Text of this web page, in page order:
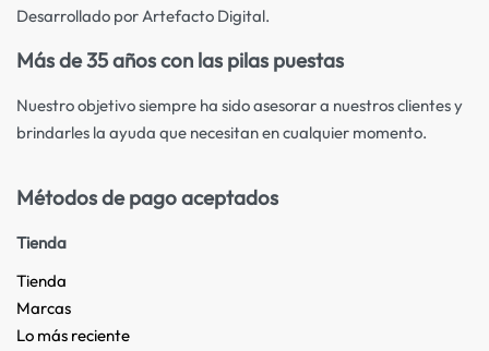
Desarrollado por Artefacto Digital.
Más de 35 años con las pilas puestas
Nuestro objetivo siempre ha sido asesorar a nuestros clientes y
brindarles la ayuda que necesitan en cualquier momento.
Métodos de pago aceptados
Tienda
Tienda
Marcas
Lo más reciente​